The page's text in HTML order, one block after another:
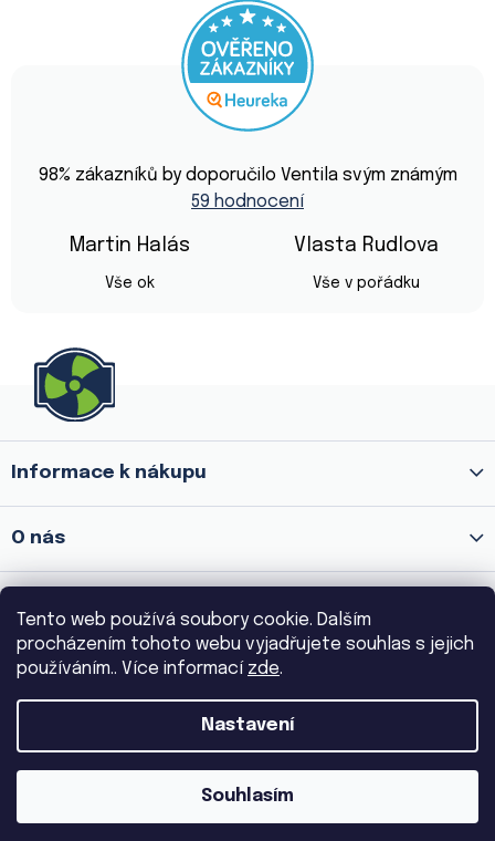
Tento web používá soubory cookie. Dalším
procházením tohoto webu vyjadřujete souhlas s jejich
používáním.. Více informací zde.
Nastavení
Souhlasím
i
s
u
hodnocení
obchodu
je
hvězdiček.
98% zákazníků by doporučilo Ventila svým známým
59 hodnocení
Martin Halás
Vše ok
Vlasta Rudlova
Vše v pořádku
p
a Informace k nákupu
O nás
Prodejna Praha 3 - Žižkov
VENTILA.CZ . Všechna práva vyhrazena.